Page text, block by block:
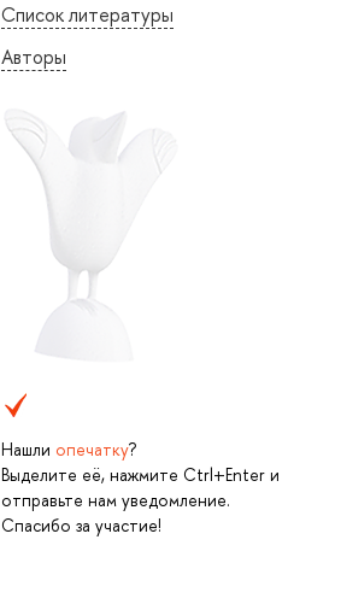
Список литературы
Авторы
Нашли опечатку?
Выделите её, нажмите Ctrl+Enter и
отправьте нам уведомление.
Спасибо за участие!